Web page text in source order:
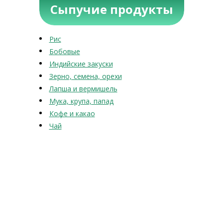
Сыпучие продукты
Рис
Бобовые
Индийские закуски
Зерно, семена, орехи
Лапша и вермишель
Мука, крупа, папад
Кофе и какао
Чай